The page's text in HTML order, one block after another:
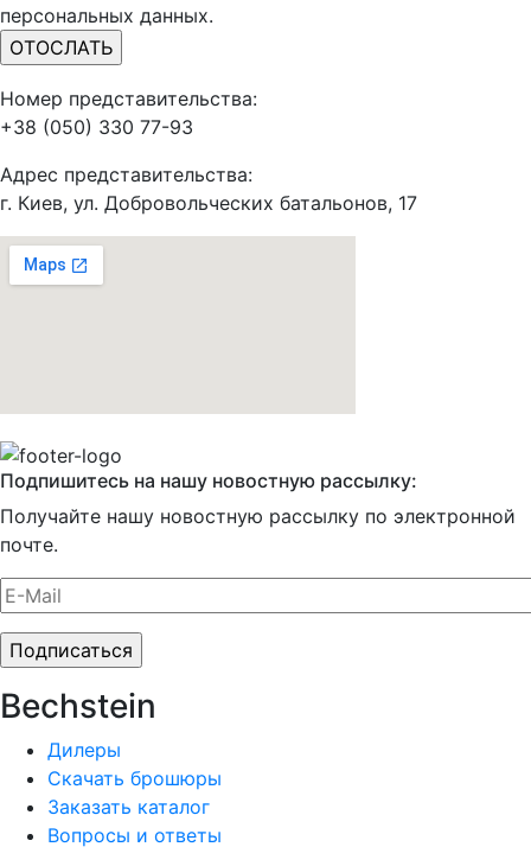
персональных данных.
Номер представительства:
+38 (050) 330 77-93
Адрес представительства:
г. Киев, ул. Добровольческих батальонов, 17
Подпишитесь на нашу новостную рассылку:
Получайте нашу новостную рассылку по электронной
почте.
Bechstein
Дилеры
Скачать брошюры
Заказать каталог
Вопросы и ответы